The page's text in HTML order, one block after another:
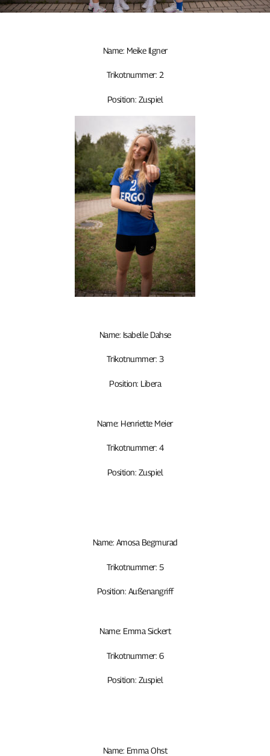
Name: Meike Ilgner
Trikotnummer: 2
Position: Zuspiel
Name: Isabelle Dahse
Trikotnummer: 3
Position: Libera
Name: Henriette Meier
Trikotnummer: 4
Position: Zuspiel
Name: Amosa Begmurad
Trikotnummer: 5
Position: Außenangriff
Name: Emma Sickert
Trikotnummer: 6
Position: Zuspiel
Name: Emma Ohst